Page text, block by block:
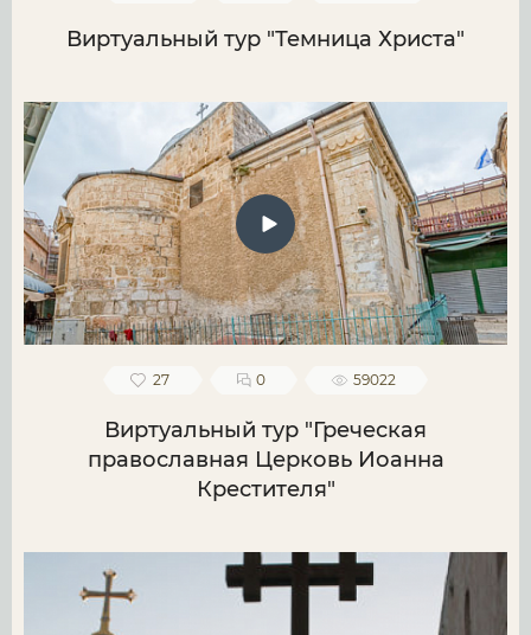
Виртуальный тур "Темница Христа"
27 0 59022
Виртуальный тур "Греческая
православная Церковь Иоанна
Крестителя"